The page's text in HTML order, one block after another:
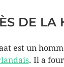
DE LA
est un
. Il a